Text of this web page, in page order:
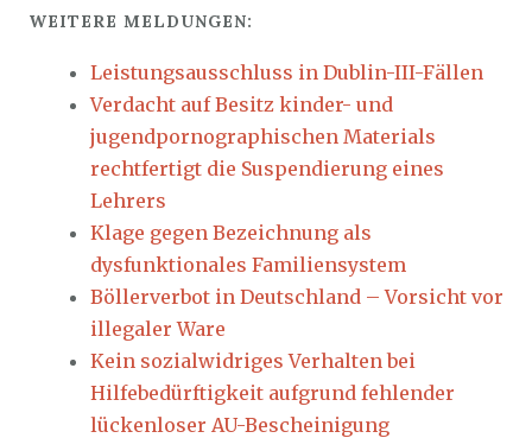
WEITERE MELDUNGEN:
Leistungsausschluss in Dublin-III-Fällen
Verdacht auf Besitz kinder- und
jugendpornographischen Materials
rechtfertigt die Suspendierung eines
Lehrers
Klage gegen Bezeichnung als
dysfunktionales Familiensystem
Böllerverbot in Deutschland – Vorsicht vor
illegaler Ware
Kein sozialwidriges Verhalten bei
Hilfebedürftigkeit aufgrund fehlender
lückenloser AU-Bescheinigung